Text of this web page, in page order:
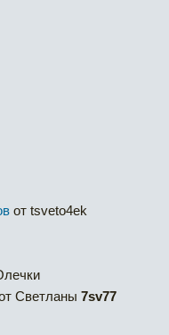
от tsveto4ek
Светланы 7sv77